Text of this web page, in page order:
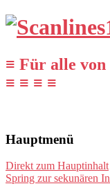
≡ Für alle von
≡ ≡ ≡ ≡
Hauptmenü
Direkt zum Hauptinhalt
Spring zur sekunären